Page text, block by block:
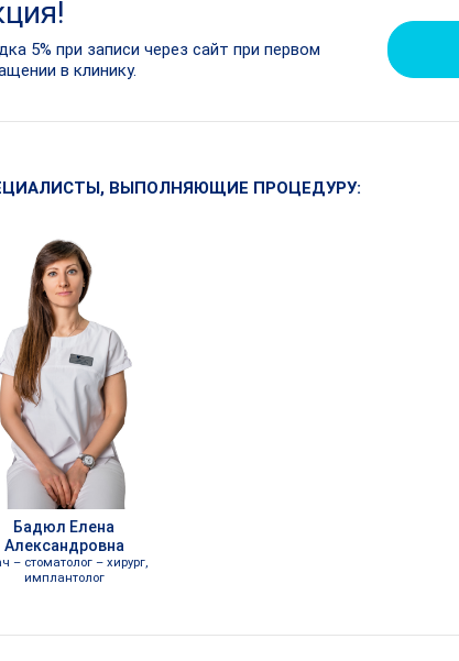
5% при записи через сайт при первом
в клинику.
ВЫПОЛНЯЮЩИЕ ПРОЦЕДУРУ:
Бадюл Елена
Александровна
– стоматолог – хирург,
имплантолог